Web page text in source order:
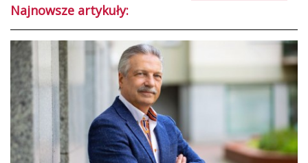
Najnowsze artykuły: